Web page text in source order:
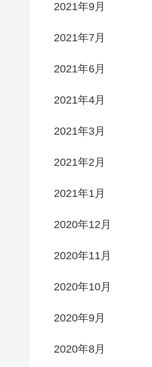
2021年9月
2021年7月
2021年6月
2021年4月
2021年3月
2021年2月
2021年1月
2020年12月
2020年11月
2020年10月
2020年9月
2020年8月